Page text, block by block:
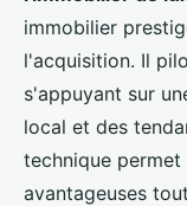
immobilier
l'acquisition. Il
s'appuyant sur
local et des
technique
avantageuses